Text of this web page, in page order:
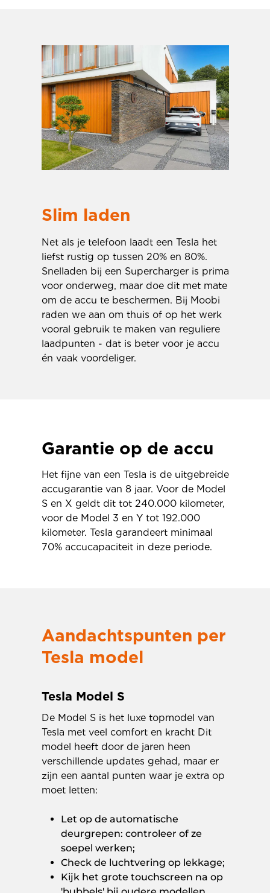
Slim laden
Net als je telefoon laadt een Tesla het
liefst rustig op tussen 20% en 80%.
Snelladen bij een Supercharger is prima
voor onderweg, maar doe dit met mate
om de accu te beschermen. Bij Moobi
raden we aan om thuis of op het werk
vooral gebruik te maken van reguliere
laadpunten - dat is beter voor je accu
én vaak voordeliger.
Garantie op de accu
Het fijne van een Tesla is de uitgebreide
accugarantie van 8 jaar. Voor de Model
S en X geldt dit tot 240.000 kilometer,
voor de Model 3 en Y tot 192.000
kilometer. Tesla garandeert minimaal
70% accucapaciteit in deze periode.
Aandachtspunten per
Tesla model
Tesla Model S
De Model S is het luxe topmodel van
Tesla met veel comfort en kracht Dit
model heeft door de jaren heen
verschillende updates gehad, maar er
zijn een aantal punten waar je extra op
moet letten:
Let op de automatische
deurgrepen: controleer of ze
soepel werken;
Check de luchtvering op lekkage;
Kijk het grote touchscreen na op